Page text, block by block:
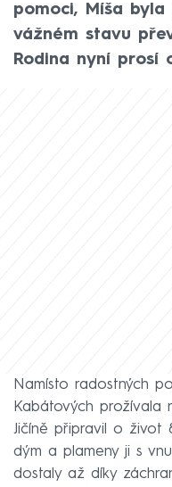
pomoci, Míša
vážném stavu
Rodina nyní prosí
Namísto radostných
Kabátových prožívala
Jičíně připravil o život
dým a plameny ji s
dostaly až díky